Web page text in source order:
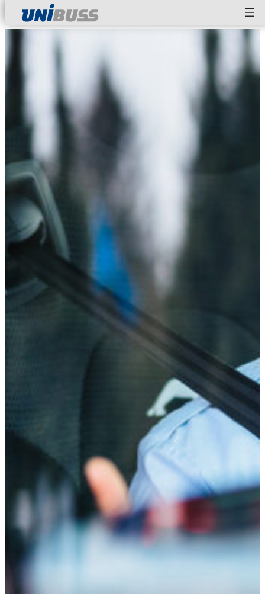
Hopp
innhold
Nødvendige
Disse
informasjonskapslene
er ikke valgfrie. De er
nødvendige for at
nettstedet skal